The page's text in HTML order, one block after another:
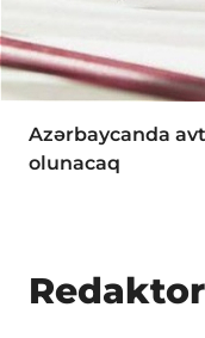
Azərbaycanda
olunacaq